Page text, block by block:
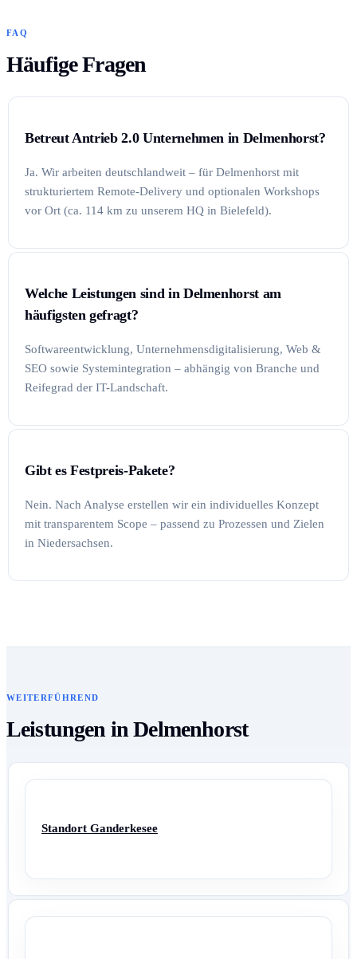
FAQ
Häufige Fragen
Betreut Antrieb 2.0 Unternehmen in Delmenhorst?
Ja. Wir arbeiten deutschlandweit – für Delmenhorst mit
strukturiertem Remote-Delivery und optionalen Workshops
vor Ort (ca. 114 km zu unserem HQ in Bielefeld).
Welche Leistungen sind in Delmenhorst am
häufigsten gefragt?
Softwareentwicklung, Unternehmensdigitalisierung, Web &
SEO sowie Systemintegration – abhängig von Branche und
Reifegrad der IT-Landschaft.
Gibt es Festpreis-Pakete?
Nein. Nach Analyse erstellen wir ein individuelles Konzept
mit transparentem Scope – passend zu Prozessen und Zielen
in Niedersachsen.
WEITERFÜHREND
Leistungen in Delmenhorst
Standort Ganderkesee